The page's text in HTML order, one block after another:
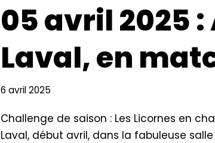
05 avril 2025 :
Laval, en
6 avril 2025
Challenge de saison : Les Licornes en
Laval, début avril, dans la fabuleuse